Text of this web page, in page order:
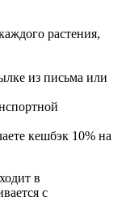
растения,
из письма или
кешбэк 10% на
в
с